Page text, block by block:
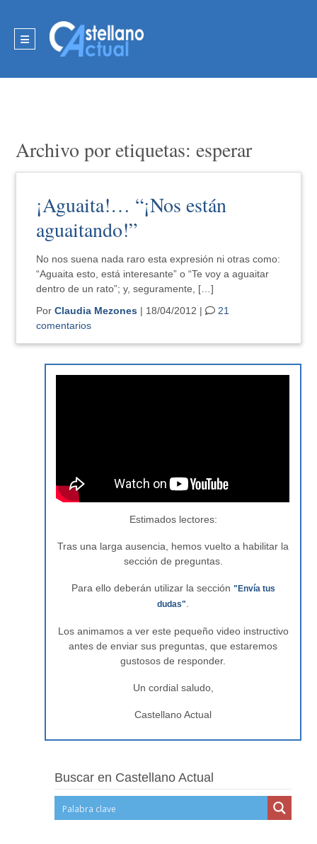
Archivo por etiquetas: esperar
¡Aguaita!… “¡Nos están
aguaitando!”
No nos suena nada raro esta expresión ni otras como:
“Aguaita esto, está interesante” o “Te voy a aguaitar
dentro de un rato”; y, seguramente, […]
PorClaudia Mezones | 18/04/2012 |
21
comentarios
Estimados lectores:
Tras una larga ausencia, hemos vuelto a habilitar la
sección de preguntas.
Para ello deberán utilizar la sección "Envía tus
dudas"
Los animamos a ver este pequeño video instructivo
antes de enviar sus preguntas, que estaremos
gustosos de responder.
Un cordial saludo,
Castellano Actual
Buscar en Castellano Actual